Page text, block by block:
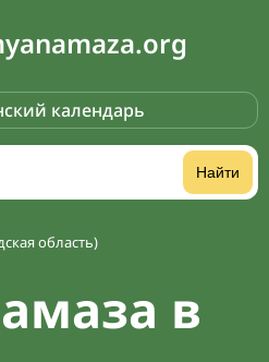
календарь
Найти
область)
в